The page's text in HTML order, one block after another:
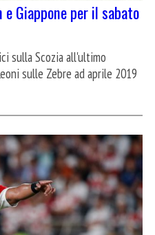
Giappone per il sabato
sulla Scozia all'ultimo
sulle Zebre ad aprile 2019